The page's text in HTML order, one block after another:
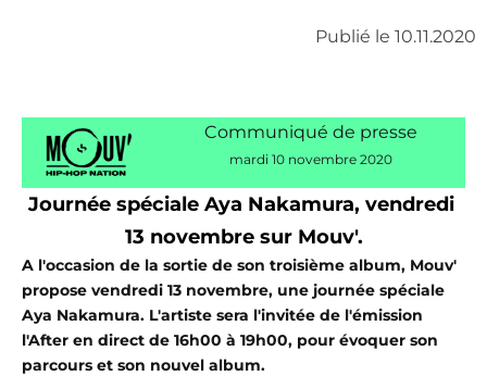
Publié le 10.11.2020
Communiqué de presse
mardi 10 novembre 2020
Journée spéciale Aya Nakamura, vendredi
13 novembre sur Mouv'.
A l'occasion de la sortie de son troisième album, Mouv'
propose vendredi 13 novembre, une journée spéciale
Aya Nakamura. L'artiste sera l'invitée de l'émission
l'After en direct de 16h00 à 19h00, pour évoquer son
parcours et son nouvel album.